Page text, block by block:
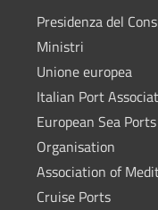
Presidenza del
Ministri
Unione europea
Italian Port
European Sea Ports
Organisation
Association of
Cruise Ports